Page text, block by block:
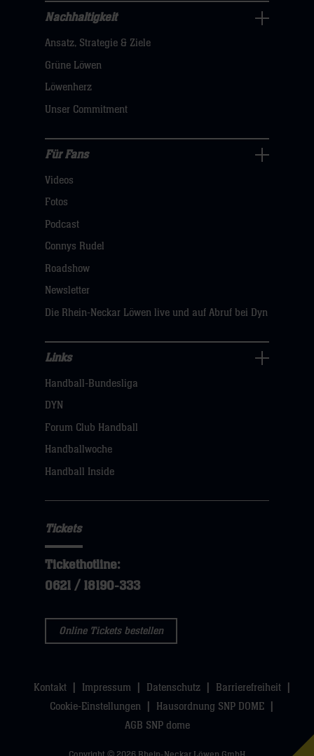
hier
Nachhaltigkeit
Navigation
öffnen,
dann
hier
Nachhaltigkeit
Ansatz, Strategie & Ziele
Grüne Löwen
Löwenherz
Unser Commitment
Fans
Navigation
öffnen,
dann
hier
Für Fans
Videos
Fotos
Podcast
Connys Rudel
Roadshow
Newsletter
Die Rhein-Neckar Löwen live und auf Abruf bei Dyn
Navigation
öffnen,
dann
klicken
Links
Handball-Bundesliga
DYN
Forum Club Handball
Handballwoche
Handball Inside
Tickets
Tickethotline:
0621 / 18190-333
Online Tickets bestellen
Kontakt Impressum Datenschutz
Barrierefreiheit
Cookie-Einstellungen
Hausordnung SNP DOME
AGB SNP dome